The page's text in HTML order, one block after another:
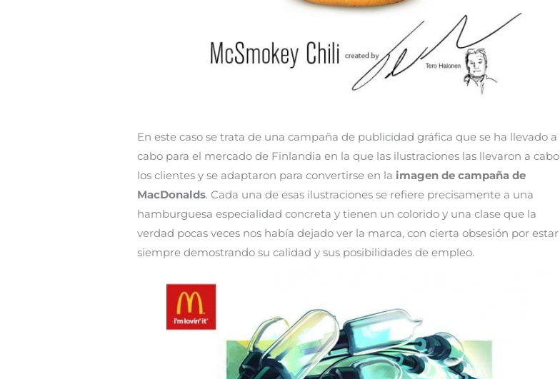
En este caso se trata de una campaña de publicidad gráfica que se ha llevado a
cabo para el mercado de Finlandia en la que las ilustraciones las llevaron a cabo
los clientes y se adaptaron para convertirse en la imagen de campaña de
MacDonalds. Cada una de esas ilustraciones se refiere precisamente a una
hamburguesa especialidad concreta y tienen un colorido y una clase que la
verdad pocas veces nos había dejado ver la marca, con cierta obsesión por estar
siempre demostrando su calidad y sus posibilidades de empleo.